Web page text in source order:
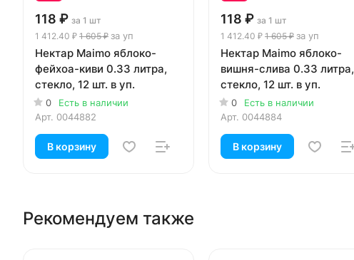
118 ₽ за 1 шт
1 412.40 ₽ 1 605 ₽ за уп
Нектар Maimo яблоко-
фейхоа-киви 0.33 литра,
стекло, 12 шт. в уп.
0
Есть в наличии
Арт. 0044882
В корзину
118 ₽ за 1 шт
1 412.40 ₽ 1 605 ₽ за уп
Нектар Maimo яблоко-
вишня-слива 0.33 литра,
стекло, 12 шт. в уп.
0
Есть в наличии
Арт. 0044884
В корзину
Рекомендуем также